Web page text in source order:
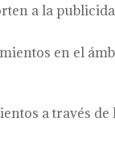
a la
en el
a través